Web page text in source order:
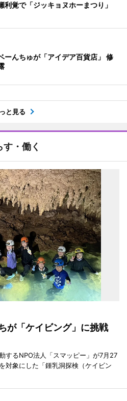
利覚で「ジッキョヌホーまつり」
ーんちゅが「アイデア百貨店」 修
と見る
す・働く
が「ケイビング」に挑戦
するNPO法人「スマッピー」が7月27
対象にした「鍾乳洞探検（ケイビン